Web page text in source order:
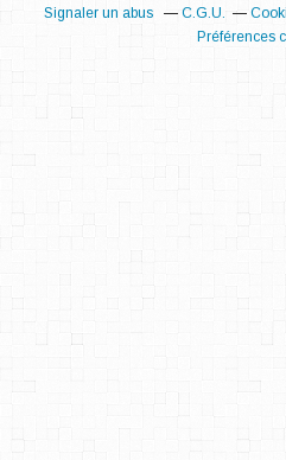
Signaler un abus
C.G.U.
Préférences